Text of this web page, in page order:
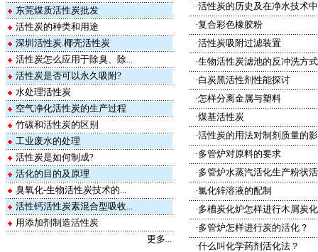
东莞煤质活性炭批发
活性炭的种类和用途
深圳活性炭.椰壳活性炭
活性炭怎么应用于除臭、除...
活性炭是否可以永久吸附?
水处理活性炭
空气净化活性炭的生产过程
竹碳和活性炭的区别
工业废水的处理
活性炭是如何制成?
活化的目的及原理
臭氧化-生物活性炭技术的...
活性钙活性炭素混合型吸收...
用添加剂制造活性炭
更多...
·活性炭的历史及在净水技术
·复合彩色橡胶粉
·活性炭吸附过滤装置
·生物活性炭滤池的反冲洗方式
·白炭黑活性剂性能探讨
·怎样分离金属与塑料
·煤基活性炭
·活性炭的用法对制剂质量的
·多管炉对原料的要求
·多管炉水蒸汽活化生产粉状
·氯化锌溶液的配制
·多槽炭化炉怎样进行木屑炭
·多管炉怎样进行炭的活化？
·什么叫化学药剂活化法？